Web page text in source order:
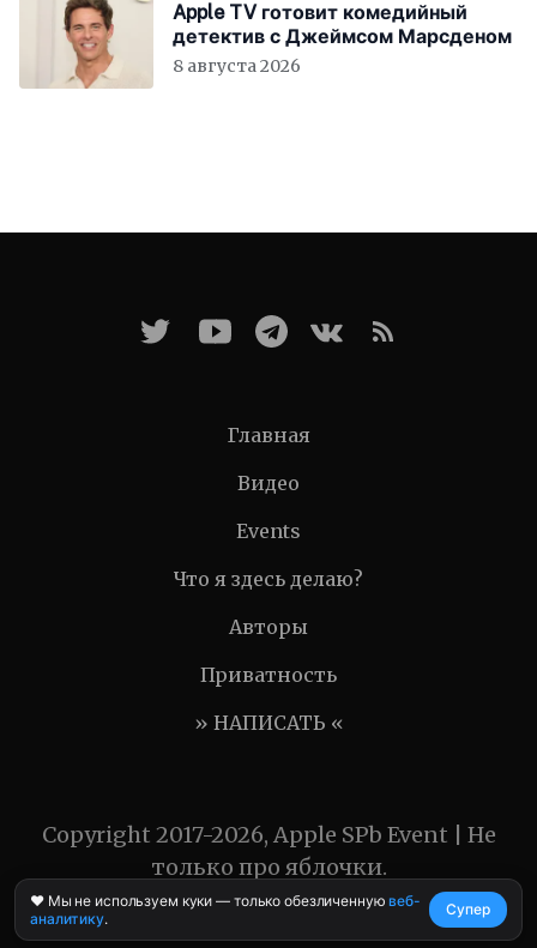
Apple TV готовит комедийный
детектив с Джеймсом Марсденом
8 августа 2026
Главная
Видео
Events
Что я здесь делаю?
Авторы
Приватность
» НАПИСАТЬ «
Copyright 2017-2026, Apple SPb Event | Не
только про яблочки.
❤️ Мы не используем куки — только обезличеннуювеб-
аналитику.
Супер